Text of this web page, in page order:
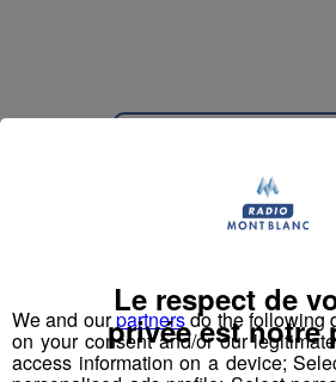
We and ourpartnersdo the following
on your consent and/or our
access information on a device;
Le respect de
privée est notre